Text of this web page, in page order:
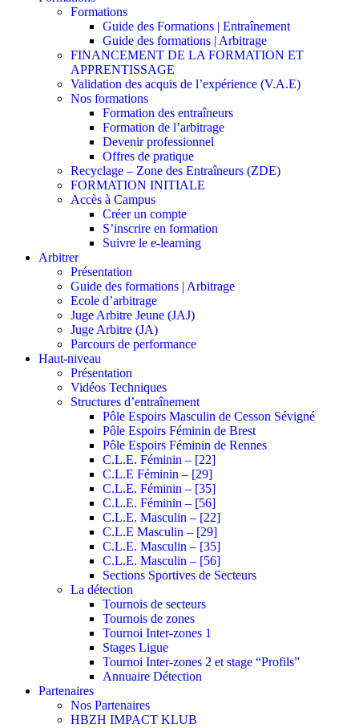
Formations
Guide des Formations | Entraînement
Guide des formations | Arbitrage
FINANCEMENT DE LA FORMATION ET
APPRENTISSAGE
Validation des acquis de l’expérience (V.A.E)
Nos formations
Formation des entraîneurs
Formation de l’arbitrage
Devenir professionnel
Offres de pratique
Recyclage – Zone des Entraîneurs (ZDE)
FORMATION INITIALE
Accès à Campus
Créer un compte
S’inscrire en formation
Suivre le e-learning
Arbitrer
Présentation
Guide des formations | Arbitrage
Ecole d’arbitrage
Juge Arbitre Jeune (JAJ)
Juge Arbitre (JA)
Parcours de performance
Haut-niveau
Présentation
Vidéos Techniques
Structures d’entraînement
Pôle Espoirs Masculin de Cesson Sévigné
Pôle Espoirs Féminin de Brest
Pôle Espoirs Féminin de Rennes
C.L.E. Féminin – [22]
C.L.E Féminin – [29]
C.L.E. Féminin – [35]
C.L.E. Féminin – [56]
C.L.E. Masculin – [22]
C.L.E Masculin – [29]
C.L.E. Masculin – [35]
C.L.E. Masculin – [56]
Sections Sportives de Secteurs
La détection
Tournois de secteurs
Tournois de zones
Tournoi Inter-zones 1
Stages Ligue
Tournoi Inter-zones 2 et stage “Profils”
Annuaire Détection
Partenaires
Nos Partenaires
HBZH IMPACT KLUB